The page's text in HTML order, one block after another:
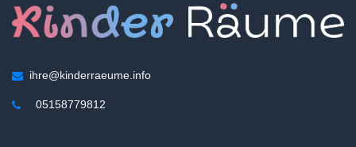
ihre@kinderraeume.info
05158779812